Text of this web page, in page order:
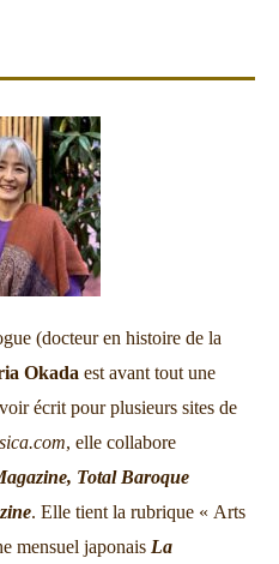
(docteur en histoire de la
Okada est avant tout une
écrit pour plusieurs sites de
, elle collabore
Total Baroque
. Elle tient la rubrique « Arts
mensuel japonais La